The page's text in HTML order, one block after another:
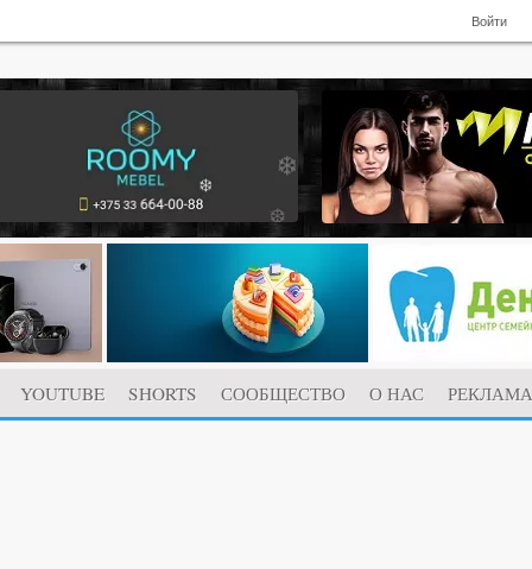
Войти
YOUTUBE SHORTS СООБЩЕСТВО О НАС
РЕКЛАМА